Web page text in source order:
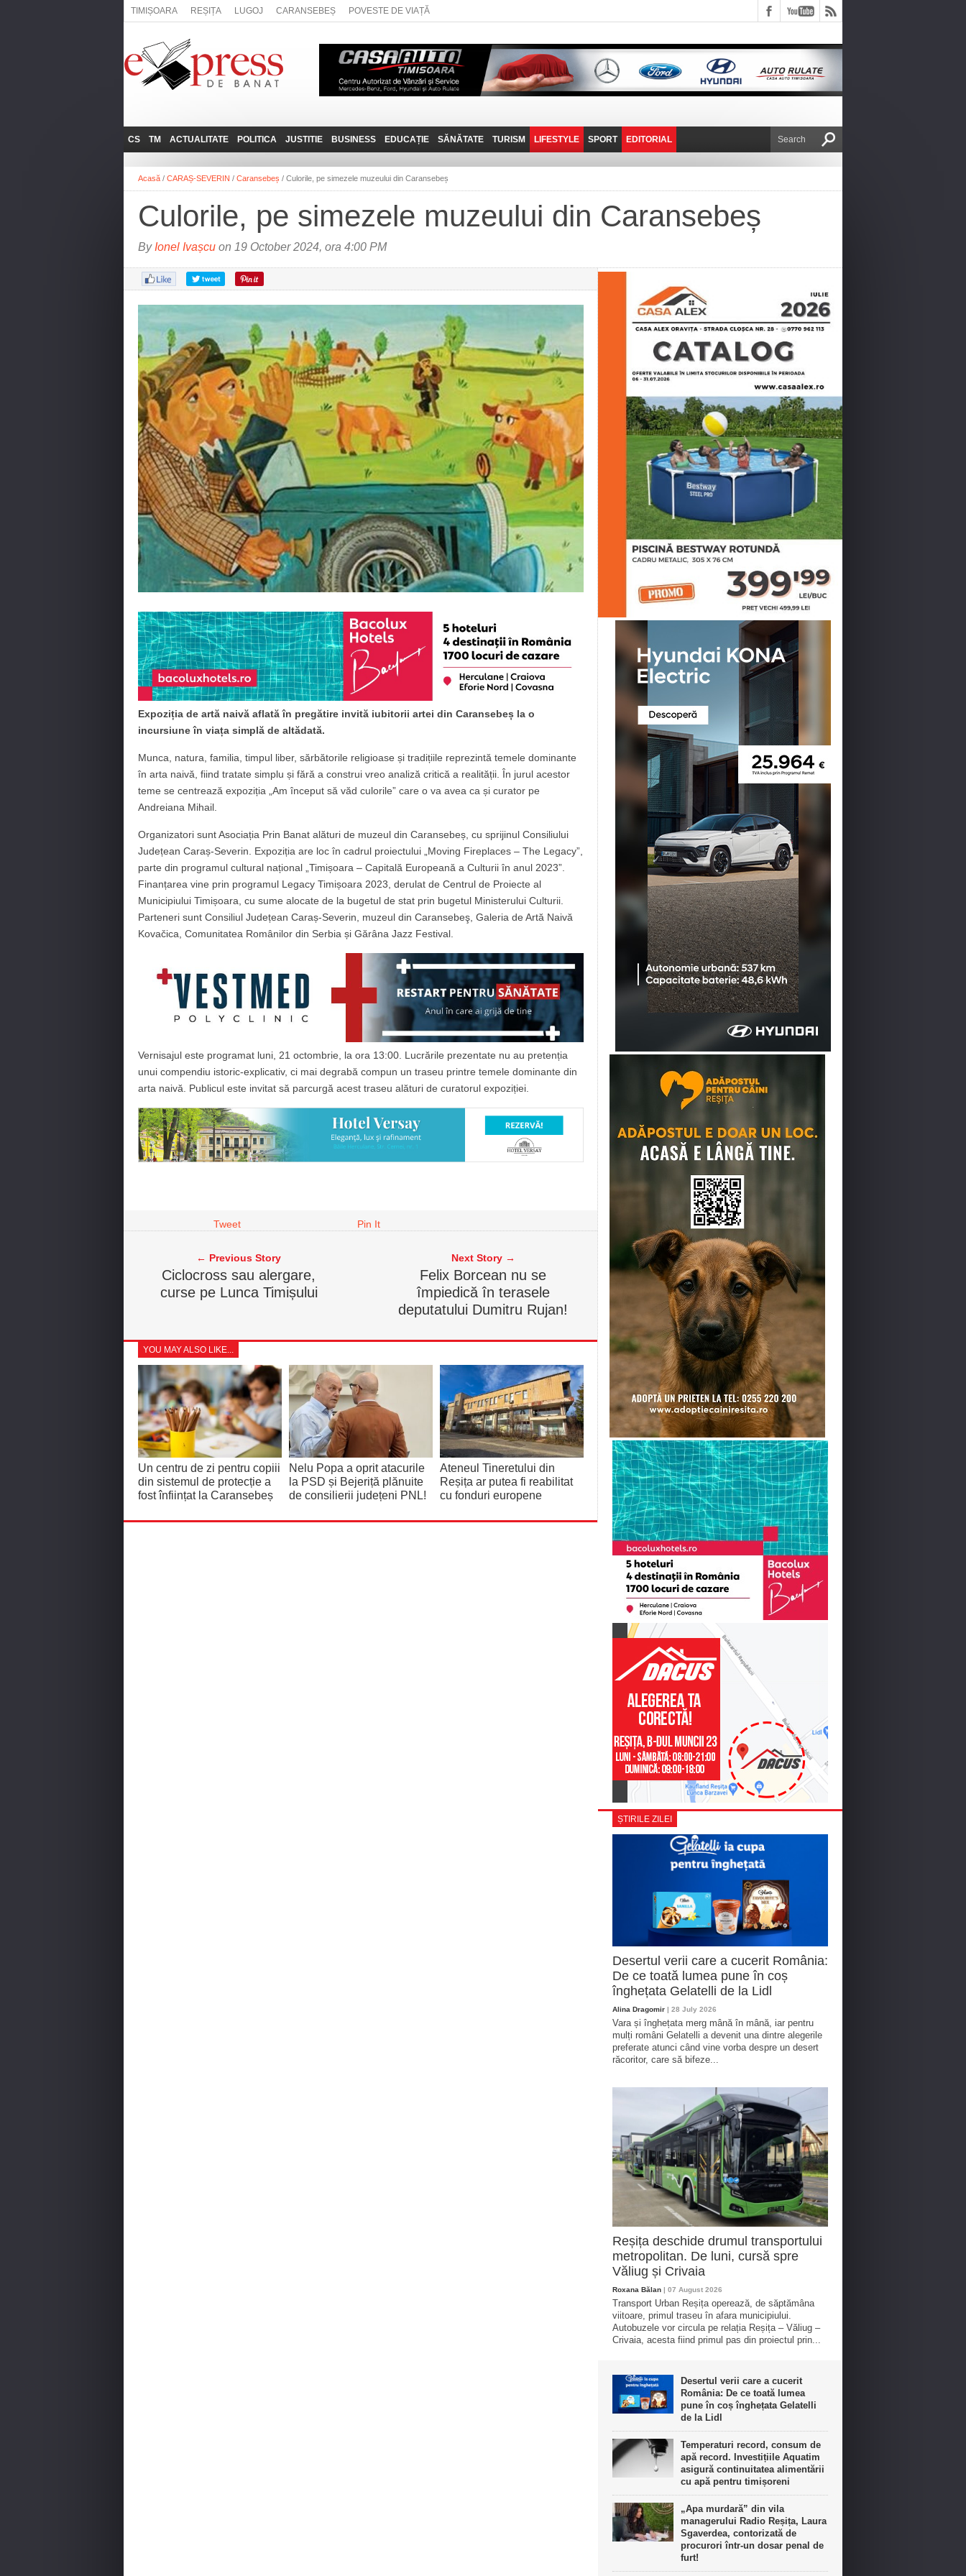
TIMIȘOARA REȘIȚA LUGOJ CARANSEBEȘ POVESTE DE VIAȚĂ
CS
REȘIȚA
CARANSEBEȘ
ANINA
BOCŞA
MOLDOVA NOUĂ
ORAVIȚA
TM
LUGOJ
TIMIȘOARA
ACTUALITATE
ADMINISTRATIE
NAȚIONAL
SOCIAL
POLITICA
EXPRESSLIVE
INTERVIURILE
JUSTITIE BUSINESS
JOB-URI
TEHNIT
EDUCAȚIE SĂNĂTATE TURISM
PRIN MUNȚII
FANTASTICUL BANAT
LIFESTYLE
POVESTE DE VIAȚĂ
SPORT EDITORIAL
DE VICTOR NAFIRU
Acasă / CARAȘ-SEVERIN / Caransebeș / Culorile, pe simezele muzeului din Caransebeș
Culorile, pe simezele muzeului din Caransebeș
By Ionel Ivașcu on 19 October 2024, ora 4:00 PM
Expoziția de artă naivă aflată în pregătire invită iubitorii artei din Caransebeș la o
incursiune în viața simplă de altădată.
Munca, natura, familia, timpul liber, sărbătorile religioase și tradițiile reprezintă temele dominante
în arta naivă, fiind tratate simplu și fără a construi vreo analiză critică a realității. În jurul acestor
teme se centrează expoziția „Am început să văd culorile” care o va avea ca și curator pe
Andreiana Mihail.
Organizatori sunt Asociația Prin Banat alături de muzeul din Caransebeș, cu sprijinul Consiliului
Județean Caraș-Severin. Expoziția are loc în cadrul proiectului „Moving Fireplaces – The Legacy”,
parte din programul cultural național „Timișoara – Capitală Europeană a Culturii în anul 2023”.
Finanțarea vine prin programul Legacy Timișoara 2023, derulat de Centrul de Proiecte al
Municipiului Timișoara, cu sume alocate de la bugetul de stat prin bugetul Ministerului Culturii.
Parteneri sunt Consiliul Județean Caraș-Severin, muzeul din Caransebeş, Galeria de Artă Naivă
Kovačica, Comunitatea Românilor din Serbia și Gărâna Jazz Festival.
Vernisajul este programat luni, 21 octombrie, la ora 13:00. Lucrările prezentate nu au pretenția
unui compendiu istoric-explicativ, ci mai degrabă compun un traseu printre temele dominante din
arta naivă. Publicul este invitat să parcurgă acest traseu alături de curatorul expoziției.
Tweet Pin It
← Previous Story
Ciclocross sau alergare,
curse pe Lunca Timișului
Next Story →
Felix Borcean nu se
împiedică în terasele
deputatului Dumitru Rujan!
YOU MAY ALSO LIKE...
Un centru de zi pentru copiii
din sistemul de protecție a
fost înființat la Caransebeș
Nelu Popa a oprit atacurile
la PSD și Bejeriță plănuite
de consilierii județeni PNL!
Ateneul Tineretului din
Reșița ar putea fi reabilitat
cu fonduri europene
ȘTIRILE ZILEI
Desertul verii care a cucerit România:
De ce toată lumea pune în coș
înghețata Gelatelli de la Lidl
Alina Dragomir | 28 July 2026
Vara și înghețata merg mână în mână, iar pentru
mulți români Gelatelli a devenit una dintre alegerile
preferate atunci când vine vorba despre un desert
răcoritor, care să bifeze...
Reșița deschide drumul transportului
metropolitan. De luni, cursă spre
Văliug și Crivaia
Roxana Bălan | 07 August 2026
Transport Urban Reșița operează, de săptămâna
viitoare, primul traseu în afara municipiului.
Autobuzele vor circula pe relația Reșița – Văliug –
Crivaia, acesta fiind primul pas din proiectul prin...
Desertul verii care a cucerit
România: De ce toată lumea
pune în coș înghețata Gelatelli
de la Lidl
Temperaturi record, consum de
apă record. Investițiile Aquatim
asigură continuitatea alimentării
cu apă pentru timișoreni
„Apa murdară” din vila
managerului Radio Reșița, Laura
Sgaverdea, contorizată de
procurori într-un dosar penal de
furt!